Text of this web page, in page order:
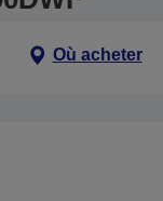
Où acheter